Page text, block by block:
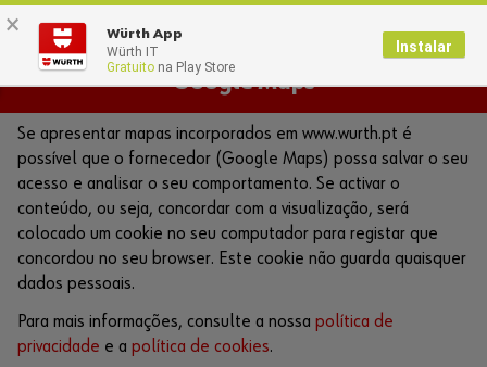
Google Maps
Se apresentar mapas incorporados em www.wurth.pt é
possível que o fornecedor (Google Maps) possa salvar o seu
acesso e analisar o seu comportamento. Se activar o
conteúdo, ou seja, concordar com a visualização, será
colocado um cookie no seu computador para registar que
concordou no seu browser. Este cookie não guarda quaisquer
dados pessoais.
Para mais informações, consulte a nossa política de
privacidade e a política de cookies.
× Würth App
Würth IT
Gratuito na Play Store
Instalar